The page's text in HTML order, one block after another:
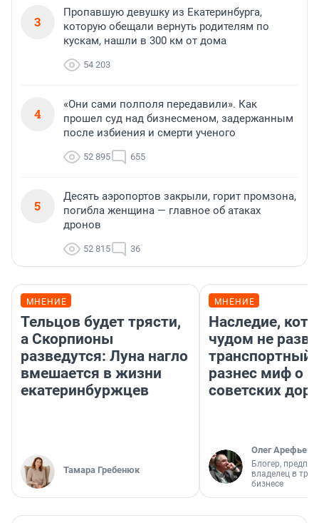
3
Пропавшую девушку из Екатеринбурга,
которую обещали вернуть родителям по
кускам, нашли в 300 км от дома
54 203
4
«Они сами полполя передавили». Как
прошел суд над бизнесменом, задержанным
после избиения и смерти ученого
52 895 655
5
Десять аэропортов закрыли, горит промзона,
погибла женщина — главное об атаках
дронов
52 815 36
МНЕНИЕ
Тельцов будет трясти,
а Скорпионы
разведутся: Луна нагло
вмешается в жизни
екатеринбуржцев
Тамара Гребенюк
МНЕНИЕ
Наследие,
чудом не
транспортный
разнес миф о
советских
Олег Арефьев
Блогер,
владелец в
бизнесе